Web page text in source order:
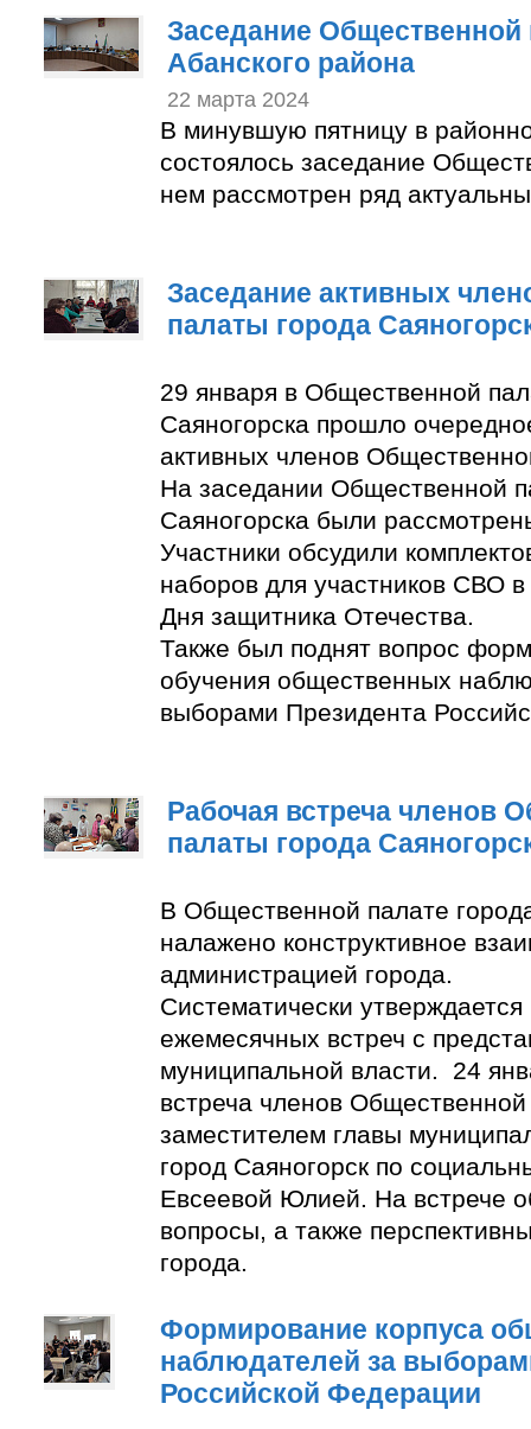
Заседание Общественной
Абанского района
22 марта 2024
В минувшую пятницу в
состоялось заседание
нем рассмотрен ряд
Заседание активных
палаты города
29 января в Общественной
Саяногорска прошло
активных членов
На заседании Общественной
Саяногорска были
Участники обсудили
наборов для участников СВО в
Дня защитника Отечества.
Также был поднят вопрос
обучения общественных
выборами Президента
Рабочая встреча членов
палаты города
В Общественной палате
налажено конструктивное
администрацией города.
Систематически утверждается
ежемесячных встреч с
муниципальной власти. 24
встреча членов
заместителем главы
город Саяногорск по
Евсеевой Юлией. На встрече
вопросы, а также
города.
Формирование корпуса
наблюдателей за
Российской Федерации